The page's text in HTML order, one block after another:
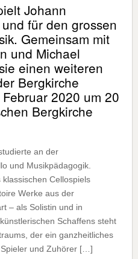
Johann
für den grossen
Gemeinsam mit
und Michael
einen weiteren
Bergkirche
2020 um 20
Bergkirche
an der
und Musikpädagogik.
Cellospiels
Werke aus der
– als Solistin und in
Schaffens steht
der ein ganzheitliches
und Zuhörer […]